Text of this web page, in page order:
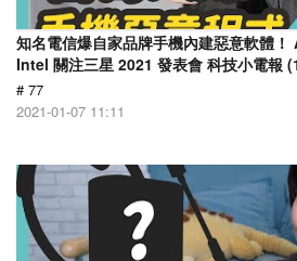
知名電信爆自家品牌手機內建惡意軟體
Intel 關注三星 2021 發表會 科技小電報
# 77
2021-01-07 11:11